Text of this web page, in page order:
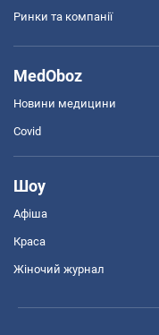
Ринки та компанії
MedOboz
Новини медицини
Covid
Шоу
Афіша
Краса
Жіночий журнал